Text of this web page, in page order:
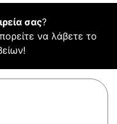
σας?
να λάβετε το